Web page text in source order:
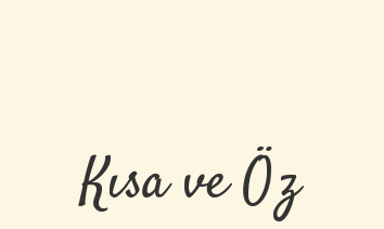
Kısa ve Öz